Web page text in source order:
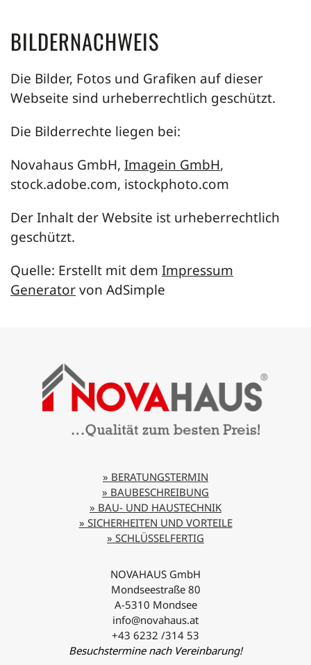
BILDERNACHWEIS
Die Bilder, Fotos und Grafiken auf dieser
Webseite sind urheberrechtlich geschützt.
Die Bilderrechte liegen bei:
Novahaus GmbH, Imagein GmbH,
stock.adobe.com, istockphoto.com
Der Inhalt der Website ist urheberrechtlich
geschützt.
Quelle: Erstellt mit dem Impressum
Generatorvon AdSimple
» BERATUNGSTERMIN
» BAUBESCHREIBUNG
» BAU- UND HAUSTECHNIK
» SICHERHEITEN UND VORTEILE
» SCHLÜSSELFERTIG
NOVAHAUS GmbH
Mondseestraße 80
A-5310 Mondsee
info@novahaus.at
+43 6232 /314 53
Besuchstermine nach Vereinbarung!